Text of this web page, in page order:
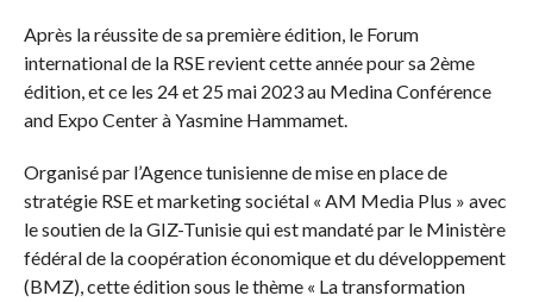
Après la réussite de sa première édition, le Forum
international de la RSE revient cette année pour sa 2ème
édition, et ce les 24 et 25 mai 2023 au Medina Conférence
and Expo Center à Yasmine Hammamet.
Organisé par l’Agence tunisienne de mise en place de
stratégie RSE et marketing sociétal « AM Media Plus » avec
le soutien de la GIZ-Tunisie qui est mandaté par le Ministère
fédéral de la coopération économique et du développement
(BMZ), cette édition sous le thème « La transformation